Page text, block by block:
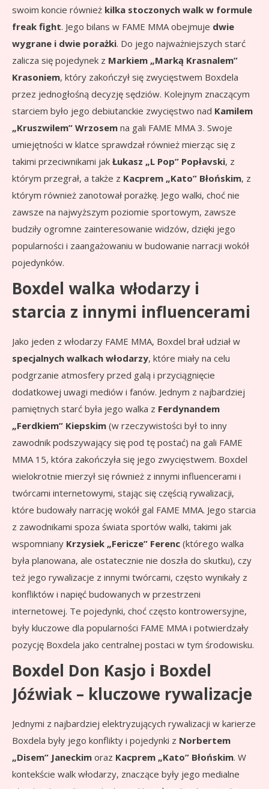
swoim koncie również kilka stoczonych walk w formule
freak fight. Jego bilans w FAME MMA obejmuje dwie
wygrane i dwie porażki. Do jego najważniejszych starć
zalicza się pojedynek z Markiem „Marką Krasnalem”
Krasoniem, który zakończył się zwycięstwem Boxdela
przez jednogłośną decyzję sędziów. Kolejnym znaczącym
starciem było jego debiutanckie zwycięstwo nad Kamilem
„Kruszwilem” Wrzosem na gali FAME MMA 3. Swoje
umiejętności w klatce sprawdzał również mierząc się z
takimi przeciwnikami jak Łukasz „L Pop” Popłavski, z
którym przegrał, a także z Kacprem „Kato” Błońskim, z
którym również zanotował porażkę. Jego walki, choć nie
zawsze na najwyższym poziomie sportowym, zawsze
budziły ogromne zainteresowanie widzów, dzięki jego
popularności i zaangażowaniu w budowanie narracji wokół
pojedynków.
Boxdel walka włodarzy i
starcia z innymi influencerami
Jako jeden z włodarzy FAME MMA, Boxdel brał udział w
specjalnych walkach włodarzy, które miały na celu
podgrzanie atmosfery przed galą i przyciągnięcie
dodatkowej uwagi mediów i fanów. Jednym z najbardziej
pamiętnych starć była jego walka z Ferdynandem
„Ferdkiem” Kiepskim (w rzeczywistości był to inny
zawodnik podszywający się pod tę postać) na gali FAME
MMA 15, która zakończyła się jego zwycięstwem. Boxdel
wielokrotnie mierzył się również z innymi influencerami i
twórcami internetowymi, stając się częścią rywalizacji,
które budowały narrację wokół gal FAME MMA. Jego starcia
z zawodnikami spoza świata sportów walki, takimi jak
wspomniany Krzysiek „Fericze” Ferenc (którego walka
była planowana, ale ostatecznie nie doszła do skutku), czy
też jego rywalizacje z innymi twórcami, często wynikały z
konfliktów i napięć budowanych w przestrzeni
internetowej. Te pojedynki, choć często kontrowersyjne,
były kluczowe dla popularności FAME MMA i potwierdzały
pozycję Boxdela jako centralnej postaci w tym środowisku.
Boxdel Don Kasjo i Boxdel
Jóźwiak – kluczowe rywalizacje
Jednymi z najbardziej elektryzujących rywalizacji w karierze
Boxdela były jego konflikty i pojedynki z Norbertem
„Disem” Janeckim oraz Kacprem „Kato” Błońskim. W
kontekście walk włodarzy, znaczące były jego medialne